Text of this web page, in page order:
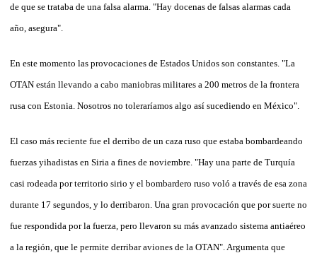
de que se trataba de una falsa alarma. "Hay docenas de falsas alarmas cada
año, asegura".
En este momento las provocaciones de Estados Unidos son constantes. "La
OTAN están llevando a cabo maniobras militares a 200 metros de la frontera
rusa con Estonia. Nosotros no toleraríamos algo así sucediendo en México".
El caso más reciente fue el derribo de un caza ruso que estaba bombardeando
fuerzas yihadistas en Siria a fines de noviembre. "Hay una parte de Turquía
casi rodeada por territorio sirio y el bombardero ruso voló a través de esa zona
durante 17 segundos, y lo derribaron. Una gran provocación que por suerte no
fue respondida por la fuerza, pero llevaron su más avanzado sistema antiaéreo
a la región, que le permite derribar aviones de la OTAN". Argumenta que